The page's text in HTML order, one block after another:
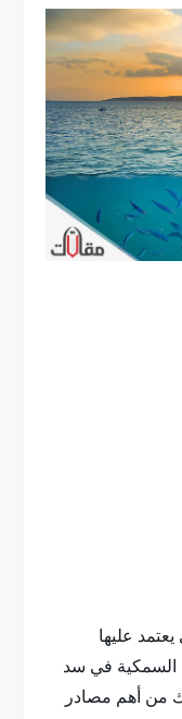
عليها
السمكية في سد
من أهم مصادر